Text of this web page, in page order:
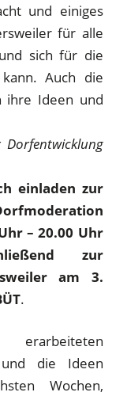
und einiges
für alle
sich für die
Auch die
ihre Ideen und
einladen zur
– 20.00 Uhr
zur
am 3.
.
und die Ideen
Wochen,